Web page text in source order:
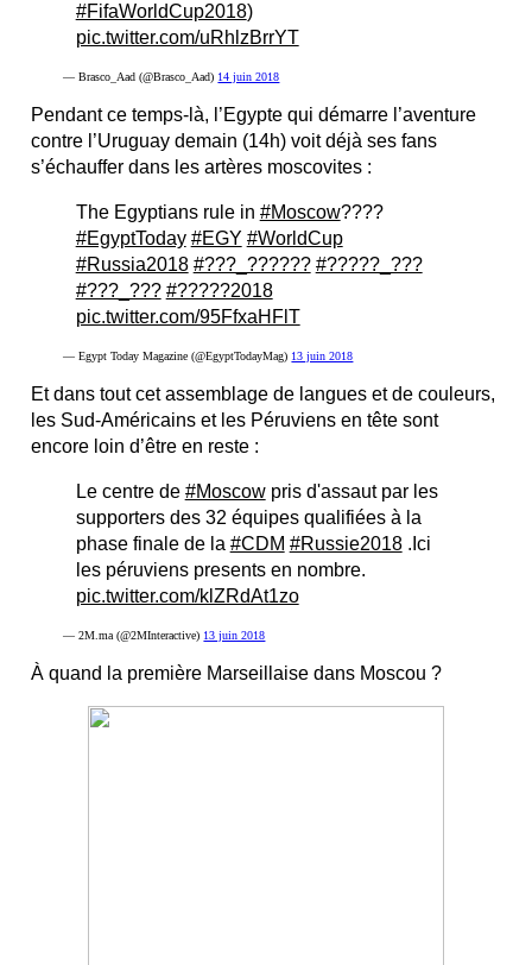
#FifaWorldCup2018)
pic.twitter.com/uRhlzBrrYT
— Brasco_Aad (@Brasco_Aad) 14 juin 2018
Pendant ce temps-là, l’Egypte qui démarre l’aventure
contre l’Uruguay demain (14h) voit déjà ses fans
s’échauffer dans les artères moscovites :
The Egyptians rule in #Moscow????
#EgyptToday #EGY #WorldCup
#Russia2018 #???_?????? #?????_???
#???_??? #?????2018
pic.twitter.com/95FfxaHFlT
— Egypt Today Magazine (@EgyptTodayMag) 13 juin 2018
Et dans tout cet assemblage de langues et de couleurs,
les Sud-Américains et les Péruviens en tête sont
encore loin d’être en reste :
Le centre de #Moscowpris d'assaut par les
supporters des 32 équipes qualifiées à la
phase finale de la #CDM #Russie2018.Ici
les péruviens presents en nombre.
pic.twitter.com/klZRdAt1zo
— 2M.ma (@2MInteractive) 13 juin 2018
À quand la première Marseillaise dans Moscou ?